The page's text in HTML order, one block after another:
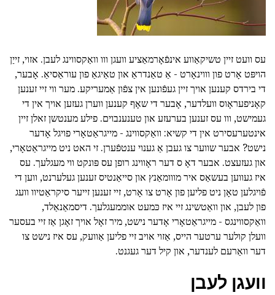
עס וועט זיין טשיקאַווע אינפֿאָרמאַציע וועגן ווו וואַקסווינג לעבן. אזוי, זייַן
הויפּט אָרט פון וווינאָרט - אַ טאַנדראַ און טאַיגאַ פון עוראַסיאַ. אָבער,
די בירדס קענען אויך זיין געפֿונען אין צפֿון אַמעריקע. מער ווי זיי זענען
קאָניפעראָוס וועלדער, אָבער די שאָף קענען ווערן געזען אויך אין די
געמישט, ווו עס זענען בערעזע און טענענבוים. פילע מענטשן זאלן זיין
אינטערעסירט אין די קשיא: וואַקסווינג - מייגראַטאָרי פויגל אָדער
נישט? אבער שווער צו געבן אַ גענוי ענטפֿערן. זי האט ניט מייגראַטאָרי,
און געזעצט. אבער דאָ ס דער ראָווינג רופן עס פּונקט ווי מעגלעך. עס
איז געווען בעשאַס איר מווומאַנץ און סייאַנטיס זענען געלערנט, ווען די
פֿויגלען טאָן ניט פליען פון אָרט צו אָרט, זיי זענען זייער סיקראַטיוו וועג
פון לעבן, און וואַטשינג זיי איז כּמעט אוממעגלעך. דיסמאַנאַלד,
וואַקסווינגס - מייגראַטאָרי אָדער נישט, מיר זאָל אויך זאָגן אַז זיי בעסער
וועלן קולער ערטער הייס, אַזוי אויב זיי פליען אַוועק, עס איז נישט צו
דער וואַרעם לענדער, און קיל דער געגנט.
וועגן לעבן